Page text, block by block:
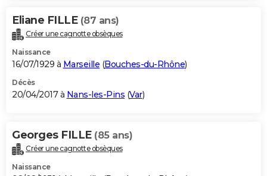
Eliane FILLE (87 ans)
Créer une cagnotte obsèques
Naissance
16/07/1929 à Marseille (Bouches-du-Rhône)
Décès
20/04/2017 à Nans-les-Pins (Var)
Georges FILLE (85 ans)
Créer une cagnotte obsèques
Naissance